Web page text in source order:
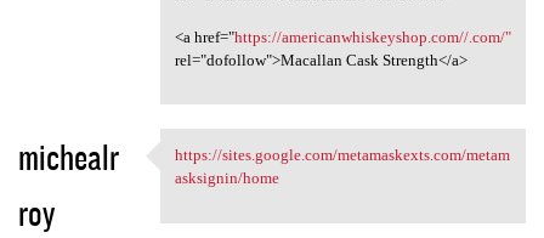
<a href="https://americanwhiskeyshop.com//.com/"
rel="dofollow">Macallan Cask Strength</a>
michealr
roy
https://sites.google.com
https://sites.google.com/metamaskexts.com/metam
asksignin/home